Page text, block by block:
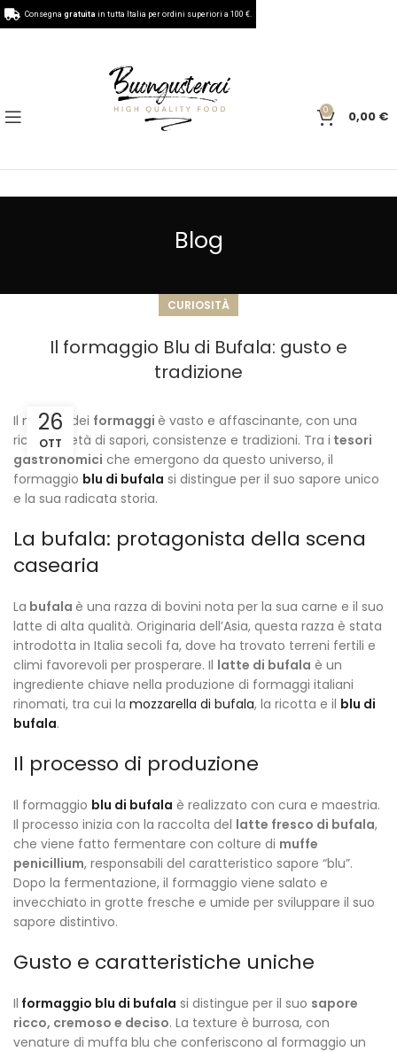
0 0,00 €
Blog
CURIOSITÀ
Il formaggio Blu di Bufala: gusto e
tradizione
26
OTT
Il mondo dei formaggi è vasto e affascinante, con una
ricca varietà di sapori, consistenze e tradizioni. Tra i tesori
gastronomici che emergono da questo universo, il
formaggio blu di bufala si distingue per il suo sapore unico
e la sua radicata storia.
La bufala: protagonista della scena
casearia
La bufala è una razza di bovini nota per la sua carne e il suo
latte di alta qualità. Originaria dell’Asia, questa razza è stata
introdotta in Italia secoli fa, dove ha trovato terreni fertili e
climi favorevoli per prosperare. Il latte di bufala è un
ingrediente chiave nella produzione di formaggi italiani
rinomati, tra cui la mozzarella di bufala, la ricotta e il blu di
bufala.
Il processo di produzione
Il formaggio blu di bufala è realizzato con cura e maestria.
Il processo inizia con la raccolta del latte fresco di bufala,
che viene fatto fermentare con colture di muffe
penicillium, responsabili del caratteristico sapore “blu”.
Dopo la fermentazione, il formaggio viene salato e
invecchiato in grotte fresche e umide per sviluppare il suo
sapore distintivo.
Gusto e caratteristiche uniche
Il formaggio blu di bufala si distingue per il suo sapore
ricco, cremoso e deciso. La texture è burrosa, con
venature di muffa blu che conferiscono al formaggio un
Consegna gratuita in tutta Italia per ordini superiori a 100 €.